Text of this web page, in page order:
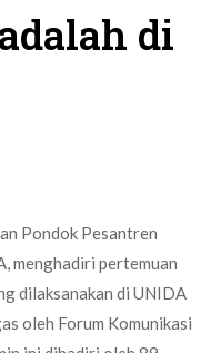
di
Pondok Pesantren
menghadiri pertemuan
dilaksanakan di UNIDA
oleh Forum Komunikasi